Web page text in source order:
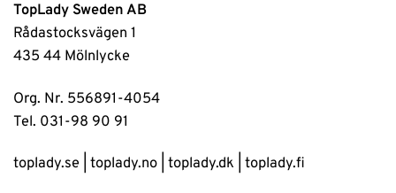
TopLady Sweden AB
Rådastocksvägen 1
435 44 Mölnlycke
Org. Nr. 556891-4054
Tel. 031-98 90 91
toplady.se toplady.no toplady.dk toplady.fi